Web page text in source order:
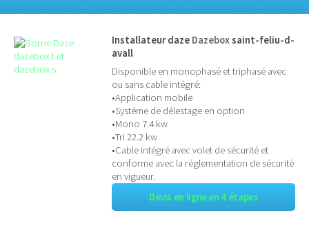
Installateur daze Dazeboxsaint-feliu-d-
avall
Disponible en monophasé et triphasé avec
ou sans cable intégré:
•Application mobile
•Systéme de délestage en option
•Mono 7.4 kw
•Tri 22.2 kw
•Cable intégré avec volet de sécurité et
conforme avec la réglementation de sécurité
en vigueur.
Devis en ligne en 4 étapes